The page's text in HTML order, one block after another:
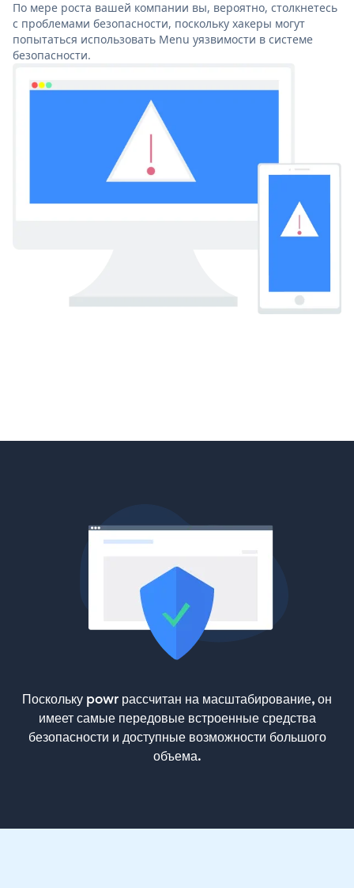
По мере роста вашей компании вы, вероятно, столкнетесь
с проблемами безопасности, поскольку хакеры могут
попытаться использовать Menu уязвимости в системе
безопасности.
Поскольку powr рассчитан на масштабирование, он
имеет самые передовые встроенные средства
безопасности и доступные возможности большого
объема.